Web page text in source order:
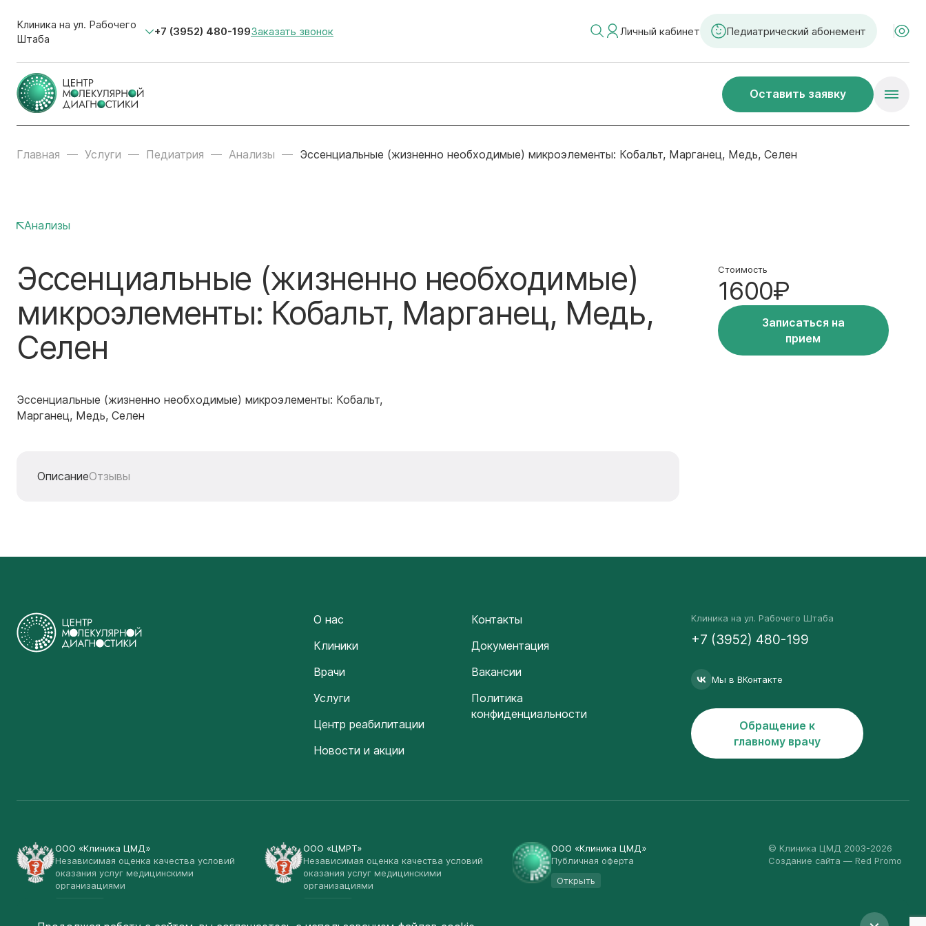
Клиника на ул. Рабочего
Штаба
+7 (3952) 480-199Заказать звонок Личный кабинет Педиатрический абонемент
Оставить заявку
Главная Услуги Педиатрия Анализы Эссенциальные (жизненно необходимые) микроэлементы: Кобальт, Марганец, Медь, Селен
Анализы
Эссенциальные (жизненно необходимые)
микроэлементы: Кобальт, Марганец, Медь,
Селен
Эссенциальные (жизненно необходимые) микроэлементы: Кобальт,
Марганец, Медь, Селен
ОписаниеОтзывы
Стоимость
1600₽
Записаться на
прием
О нас
Клиники
Врачи
Услуги
Центр реабилитации
Новости и акции
Контакты
Документация
Вакансии
Политика
конфиденциальности
Клиника на ул. Рабочего Штаба
+7 (3952) 480-199
Мы в ВКонтакте
Обращение к
главному врачу
ООО «Клиника ЦМД»
Независимая оценка качества условий
оказания услуг медицинскими
организациями
ООО «ЦМРТ»
Независимая оценка качества условий
оказания услуг медицинскими
организациями
ООО «Клиника ЦМД»
Публичная оферта
Открыть
© Клиника ЦМД 2003-2026
Создание сайта — Red Promo